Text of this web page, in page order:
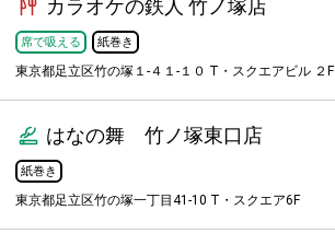
カラオケの鉄人 竹ノ塚店
席で吸える 紙巻き
東京都足立区竹の塚１-４１-１０ T・スクエアビル ２F
はなの舞 竹ノ塚東口店
紙巻き
東京都足立区竹の塚一丁目41-10 T・スクエア6F